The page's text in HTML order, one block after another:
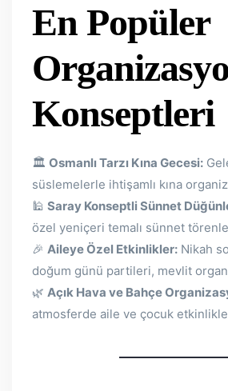
En Popüler
Konseptleri
🏛️ Osmanlı Tarzı Kına Gecesi:
süslemelerle ihtişamlı kına
🕌 Saray Konseptli Sünnet
özel yeniçeri temalı sünnet
🎉 Aileye Özel Etkinlikler: Nikah
doğum günü partileri, mevlit
🌿 Açık Hava ve Bahçe
atmosferde aile ve çocuk